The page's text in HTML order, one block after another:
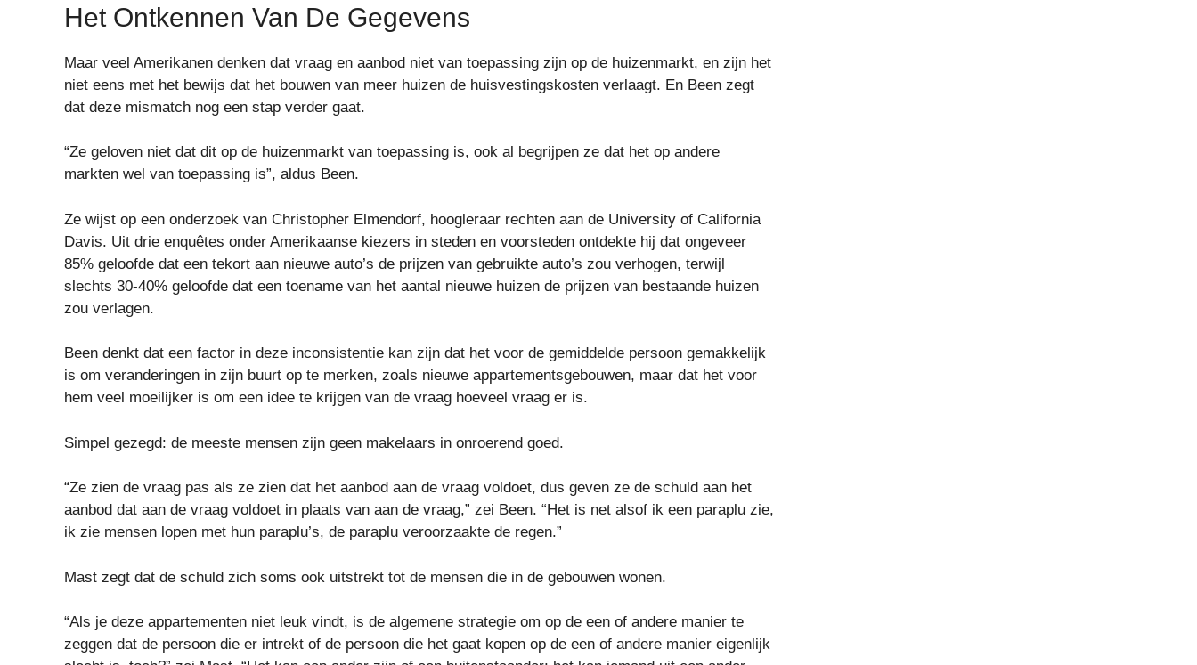
Het Ontkennen Van De Gegevens
Maar veel Amerikanen denken dat vraag en aanbod niet van toepassing zijn op de huizenmarkt, en zijn het
niet eens met het bewijs dat het bouwen van meer huizen de huisvestingskosten verlaagt. En Been zegt
dat deze mismatch nog een stap verder gaat.
“Ze geloven niet dat dit op de huizenmarkt van toepassing is, ook al begrijpen ze dat het op andere
markten wel van toepassing is”, aldus Been.
Ze wijst op een onderzoek van Christopher Elmendorf, hoogleraar rechten aan de University of California
Davis. Uit drie enquêtes onder Amerikaanse kiezers in steden en voorsteden ontdekte hij dat ongeveer
85% geloofde dat een tekort aan nieuwe auto’s de prijzen van gebruikte auto’s zou verhogen, terwijl
slechts 30-40% geloofde dat een toename van het aantal nieuwe huizen de prijzen van bestaande huizen
zou verlagen.
Been denkt dat een factor in deze inconsistentie kan zijn dat het voor de gemiddelde persoon gemakkelijk
is om veranderingen in zijn buurt op te merken, zoals nieuwe appartementsgebouwen, maar dat het voor
hem veel moeilijker is om een ​​idee te krijgen van de vraag hoeveel vraag er is.
Simpel gezegd: de meeste mensen zijn geen makelaars in onroerend goed.
“Ze zien de vraag pas als ze zien dat het aanbod aan de vraag voldoet, dus geven ze de schuld aan het
aanbod dat aan de vraag voldoet in plaats van aan de vraag,” zei Been. “Het is net alsof ik een paraplu zie,
ik zie mensen lopen met hun paraplu’s, de paraplu veroorzaakte de regen.”
Mast zegt dat de schuld zich soms ook uitstrekt tot de mensen die in de gebouwen wonen.
“Als je deze appartementen niet leuk vindt, is de algemene strategie om op de een of andere manier te
zeggen dat de persoon die er intrekt of de persoon die het gaat kopen op de een of andere manier eigenlijk